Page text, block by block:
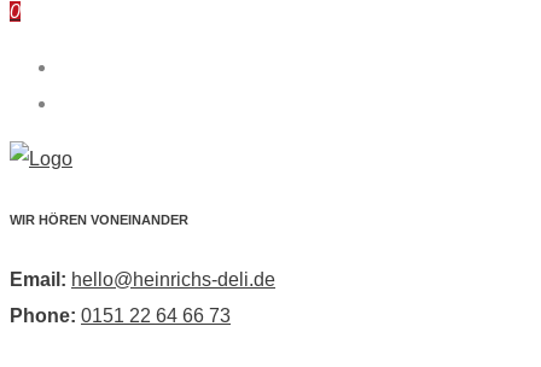
0
WIR HÖREN VONEINANDER
Email: hello@heinrichs-deli.de
Phone: 0151 22 64 66 73